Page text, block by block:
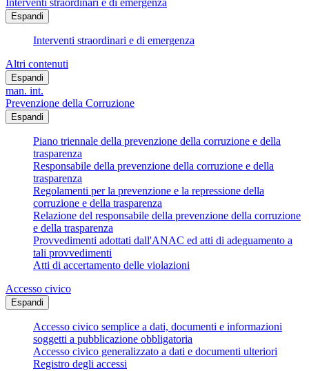
Interventi straordinari e di emergenza
Espandi
Interventi straordinari e di emergenza
Altri contenuti
Espandi
man. int.
Prevenzione della Corruzione
Espandi
Piano triennale della prevenzione della corruzione e della
trasparenza
Responsabile della prevenzione della corruzione e della
trasparenza
Regolamenti per la prevenzione e la repressione della
corruzione e della trasparenza
Relazione del responsabile della prevenzione della corruzione
e della trasparenza
Provvedimenti adottati dall'ANAC ed atti di adeguamento a
tali provvedimenti
Atti di accertamento delle violazioni
Accesso civico
Espandi
Accesso civico semplice a dati, documenti e informazioni
soggetti a pubblicazione obbligatoria
Accesso civico generalizzato a dati e documenti ulteriori
Registro degli accessi